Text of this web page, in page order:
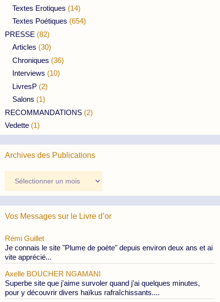
Textes Erotiques (14)
Textes Poétiques (654)
PRESSE (82)
Articles (30)
Chroniques (36)
Interviews (10)
LivresP (2)
Salons (1)
RECOMMANDATIONS (2)
Vedette (1)
Archives des Publications
des
Publications
Vos Messages sur le Livre d’or
Rémi Guillet
Je connais le site "Plume de poète" depuis environ deux ans et ai
vite apprécié...
Axelle BOUCHER NGAMANI
Superbe site que j'aime survoler quand j'ai quelques minutes,
pour y découvrir divers haïkus rafraîchissants....